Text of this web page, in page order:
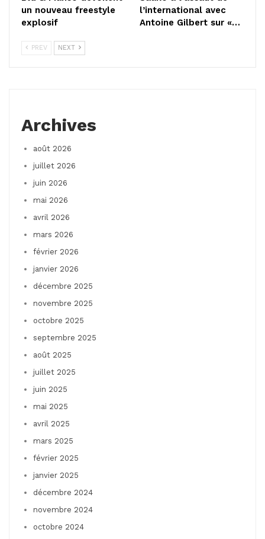
un nouveau freestyle
explosif
l’international avec
Antoine Gilbert sur «…
PREV NEXT
Archives
août 2026
juillet 2026
juin 2026
mai 2026
avril 2026
mars 2026
février 2026
janvier 2026
décembre 2025
novembre 2025
octobre 2025
septembre 2025
août 2025
juillet 2025
juin 2025
mai 2025
avril 2025
mars 2025
février 2025
janvier 2025
décembre 2024
novembre 2024
octobre 2024